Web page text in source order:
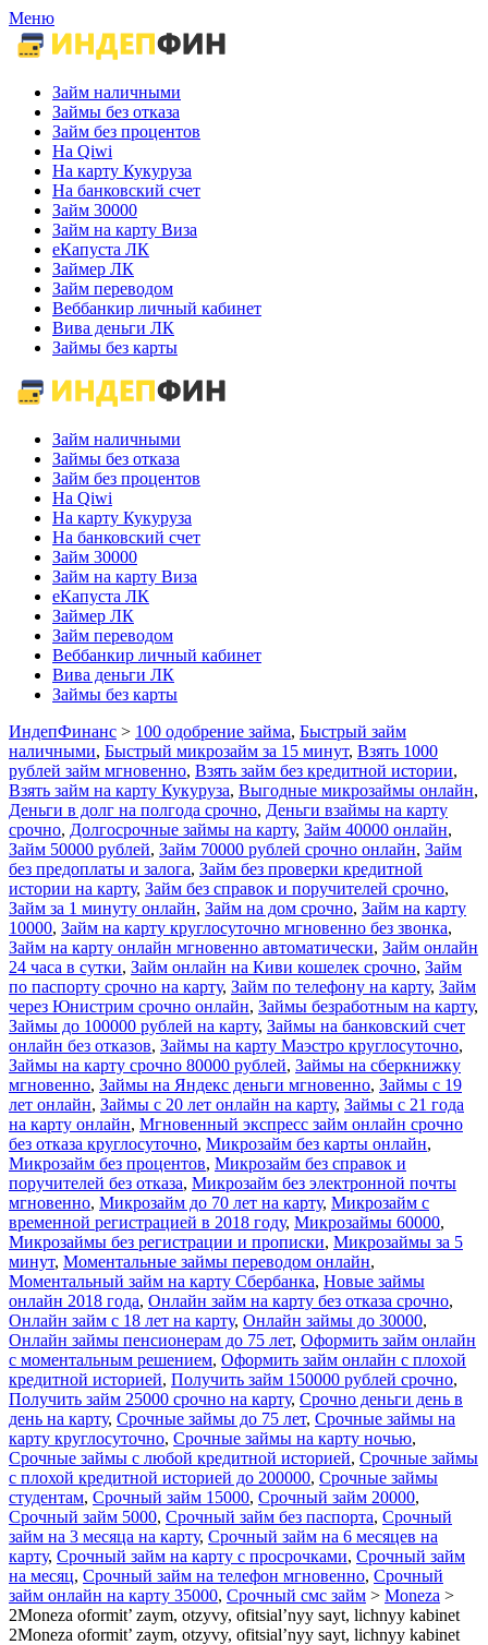
Меню
Займ наличными
Займы без отказа
Займ без процентов
На Qiwi
На карту Кукуруза
На банковский счет
Займ 30000
Займ на карту Виза
еКапуста ЛК
Займер ЛК
Займ переводом
Веббанкир личный кабинет
Вива деньги ЛК
Займы без карты
Займ наличными
Займы без отказа
Займ без процентов
На Qiwi
На карту Кукуруза
На банковский счет
Займ 30000
Займ на карту Виза
еКапуста ЛК
Займер ЛК
Займ переводом
Веббанкир личный кабинет
Вива деньги ЛК
Займы без карты
ИндепФинанс > 100 одобрение займа, Быстрый займ
наличными, Быстрый микрозайм за 15 минут, Взять 1000
рублей займ мгновенно, Взять займ без кредитной истории,
Взять займ на карту Кукуруза, Выгодные микрозаймы онлайн,
Деньги в долг на полгода срочно, Деньги взаймы на карту
срочно, Долгосрочные займы на карту, Займ 40000 онлайн,
Займ 50000 рублей, Займ 70000 рублей срочно онлайн, Займ
без предоплаты и залога, Займ без проверки кредитной
истории на карту, Займ без справок и поручителей срочно,
Займ за 1 минуту онлайн, Займ на дом срочно, Займ на карту
10000, Займ на карту круглосуточно мгновенно без звонка,
Займ на карту онлайн мгновенно автоматически, Займ онлайн
24 часа в сутки, Займ онлайн на Киви кошелек срочно, Займ
по паспорту срочно на карту, Займ по телефону на карту, Займ
через Юнистрим срочно онлайн, Займы безработным на карту,
Займы до 100000 рублей на карту, Займы на банковский счет
онлайн без отказов, Займы на карту Маэстро круглосуточно,
Займы на карту срочно 80000 рублей, Займы на сберкнижку
мгновенно, Займы на Яндекс деньги мгновенно, Займы с 19
лет онлайн, Займы с 20 лет онлайн на карту, Займы с 21 года
на карту онлайн, Мгновенный экспресс займ онлайн срочно
без отказа круглосуточно, Микрозайм без карты онлайн,
Микрозайм без процентов, Микрозайм без справок и
поручителей без отказа, Микрозайм без электронной почты
мгновенно, Микрозайм до 70 лет на карту, Микрозайм с
временной регистрацией в 2018 году, Микрозаймы 60000,
Микрозаймы без регистрации и прописки, Микрозаймы за 5
минут, Моментальные займы переводом онлайн,
Моментальный займ на карту Сбербанка, Новые займы
онлайн 2018 года, Онлайн займ на карту без отказа срочно,
Онлайн займ с 18 лет на карту, Онлайн займы до 30000,
Онлайн займы пенсионерам до 75 лет, Оформить займ онлайн
с моментальным решением, Оформить займ онлайн с плохой
кредитной историей, Получить займ 150000 рублей срочно,
Получить займ 25000 срочно на карту, Срочно деньги день в
день на карту, Срочные займы до 75 лет, Срочные займы на
карту круглосуточно, Срочные займы на карту ночью,
Срочные займы с любой кредитной историей, Срочные займы
с плохой кредитной историей до 200000, Срочные займы
студентам, Срочный займ 15000, Срочный займ 20000,
Срочный займ 5000, Срочный займ без паспорта, Срочный
займ на 3 месяца на карту, Срочный займ на 6 месяцев на
карту, Срочный займ на карту с просрочками, Срочный займ
на месяц, Срочный займ на телефон мгновенно, Срочный
займ онлайн на карту 35000, Срочный смс займ > Moneza >
2Moneza oformit’ zaym, otzyvy, ofitsial’nyy sayt, lichnyy kabinet
2Moneza oformit’ zaym, otzyvy, ofitsial’nyy sayt, lichnyy kabinet